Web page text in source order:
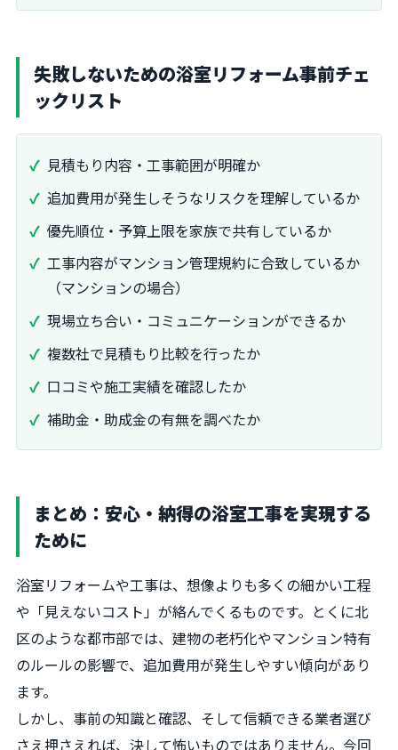
失敗しないための浴室リフォーム事前チェ
ックリスト
見積もり内容・工事範囲が明確か
追加費用が発生しそうなリスクを理解しているか
優先順位・予算上限を家族で共有しているか
工事内容がマンション管理規約に合致しているか
（マンションの場合）
現場立ち合い・コミュニケーションができるか
複数社で見積もり比較を行ったか
口コミや施工実績を確認したか
補助金・助成金の有無を調べたか
まとめ：安心・納得の浴室工事を実現する
ために
浴室リフォームや工事は、想像よりも多くの細かい工程
や「見えないコスト」が絡んでくるものです。とくに北
区のような都市部では、建物の老朽化やマンション特有
のルールの影響で、追加費用が発生しやすい傾向があり
ます。
しかし、事前の知識と確認、そして信頼できる業者選び
さえ押さえれば、決して怖いものではありません。今回